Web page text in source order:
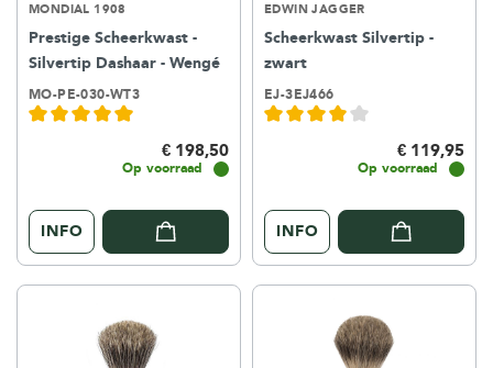
MONDIAL 1908
Prestige Scheerkwast -
Silvertip Dashaar - Wengé
MO-PE-030-WT3
€ 198,50
Op voorraad
INFO
EDWIN JAGGER
Scheerkwast Silvertip -
zwart
EJ-3EJ466
€ 119,95
Op voorraad
INFO